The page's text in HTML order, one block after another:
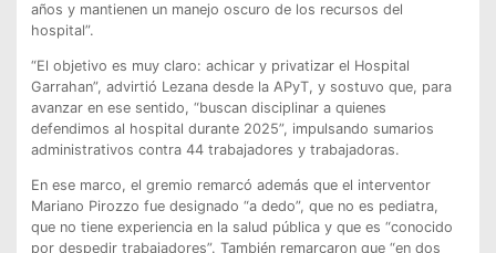
años y mantienen un manejo oscuro de los recursos del
hospital”.
“El objetivo es muy claro: achicar y privatizar el Hospital
Garrahan”, advirtió Lezana desde la APyT, y sostuvo que, para
avanzar en ese sentido, “buscan disciplinar a quienes
defendimos al hospital durante 2025”, impulsando sumarios
administrativos contra 44 trabajadores y trabajadoras.
En ese marco, el gremio remarcó además que el interventor
Mariano Pirozzo fue designado “a dedo”, que no es pediatra,
que no tiene experiencia en la salud pública y que es “conocido
por despedir trabajadores”. También remarcaron que “en dos